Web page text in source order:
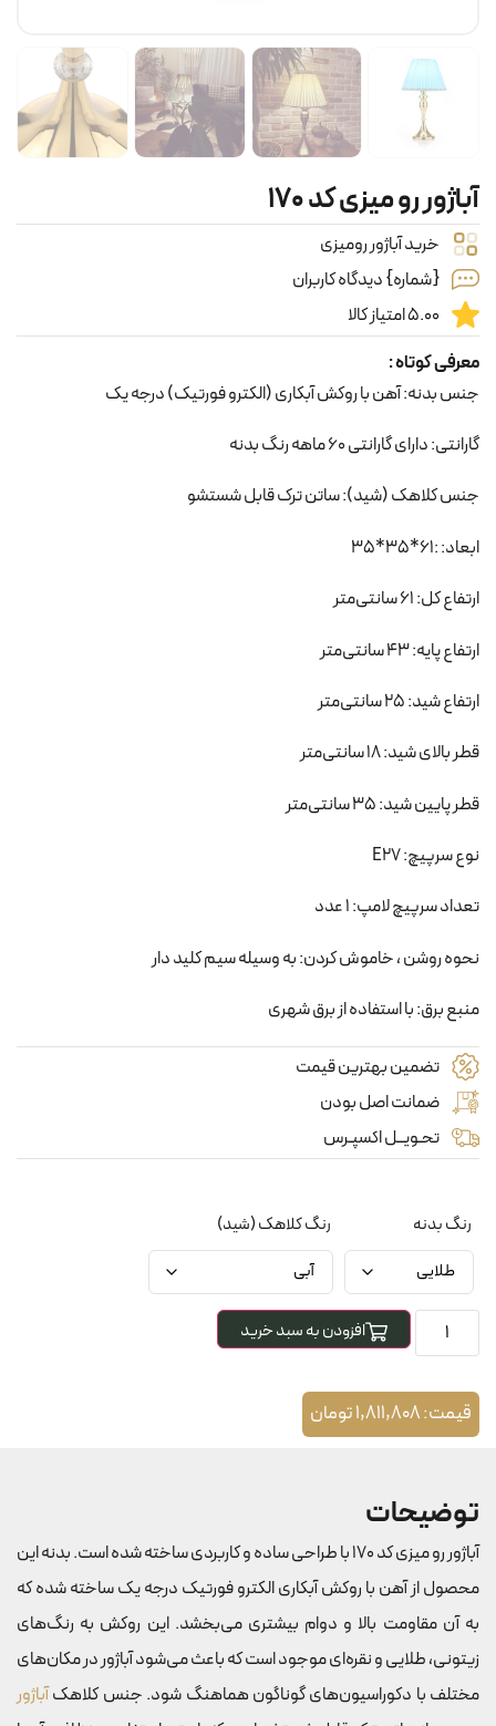
آباژور رو میزی کد ۱۷۰
خرید آباژور رومیزی
{شماره} دیدگاه کاربران
5.00 امتیاز کالا
معرفی کوتاه :
جنس بدنه: آهن با روکش آبکاری (الکترو فورتیک) درجه یک
گارانتی: دارای گارانتی 60 ماهه رنگ بدنه
جنس کلاهک (شید): ساتن ترک قابل شستشو
ابعاد: :61*35*35
ارتفاع کل: 61 سانتی‌متر
ارتفاع پایه: 43 سانتی‌متر
ارتفاع شید: 25 سانتی‌متر
قطر بالای شید: 18 سانتی‌متر
قطر پایین شید: 35 سانتی‌متر
نوع سرپیچ: E27
تعداد سرپیچ لامپ: 1 عدد
نحوه روشن ، خاموش کردن: به وسیله سیم کلید دار
منبع برق: با استفاده از برق شهری
تضمین بهترین قیمت
ضمانت اصل بودن
تحـویــل اکسپـرس
رنگ بدنه رنگ کلاهک (شید)
افزودن به سبد خرید
قیمت:1,811,808تومان
توضیحات
آباژور رو میزی کد 170 با طراحی ساده و کاربردی ساخته شده است. بدنه این
محصول از آهن با روکش آبکاری الکترو فورتیک درجه یک ساخته شده که
به آن مقاومت بالا و دوام بیشتری می‌بخشد. این روکش به رنگ‌های
زیتونی، طلایی و نقره‌ای موجود است که باعث می‌شود آباژور در مکان‌های
مختلف با دکوراسیون‌های گوناگون هماهنگ شود. جنس کلاهکآباژور